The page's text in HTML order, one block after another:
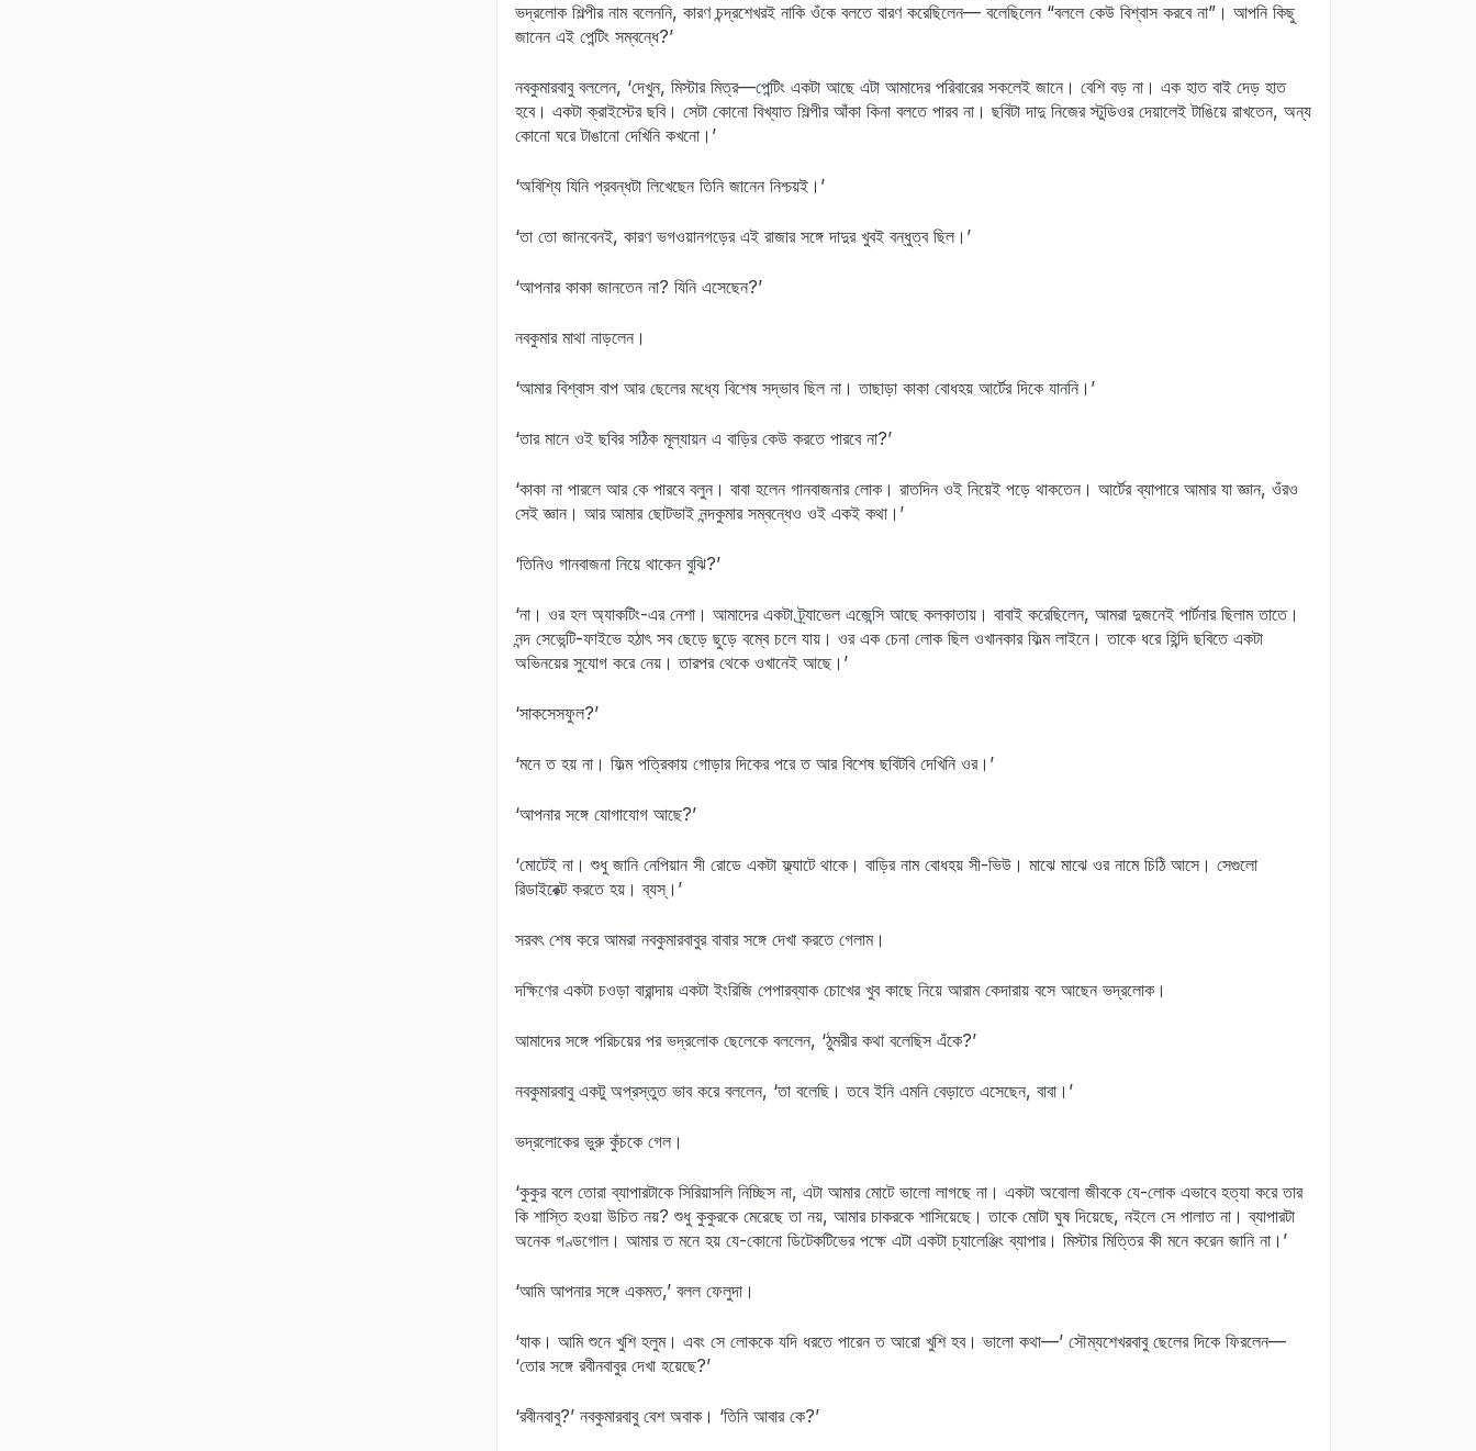
ভদ্রলোক শিল্পীর নাম বলেননি, কারণ চন্দ্রশেখরই নাকি ওঁকে বলতে বারণ করেছিলেন— বলেছিলেন “বললে কেউ বিশ্বাস করবে না”। আপনি কিছু
জানেন এই পেন্টিং সম্বন্ধে?’
নবকুমারবাবু বললেন, ‘দেখুন, মিস্টার মিত্র—পেন্টিং একটা আছে এটা আমাদের পরিবারের সকলেই জানে। বেশি বড় না। এক হাত বাই দেড় হাত
হবে। একটা ক্রাইস্টের ছবি। সেটা কোনো বিখ্যাত শিল্পীর আঁকা কিনা বলতে পারব না। ছবিটা দাদু নিজের স্টুডিওর দেয়ালেই টাঙিয়ে রাখতেন, অন্য
কোনো ঘরে টাঙানো দেখিনি কখনো।’
‘অবিশ্যি যিনি প্রবন্ধটা লিখেছেন তিনি জানেন নিশ্চয়ই।’
‘তা তো জানবেনই, কারণ ভগওয়ানগড়ের এই রাজার সঙ্গে দাদুর খুবই বন্ধুত্ব ছিল।’
‘আপনার কাকা জানতেন না? যিনি এসেছেন?’
নবকুমার মাথা নাড়লেন।
‘আমার বিশ্বাস বাপ আর ছেলের মধ্যে বিশেষ সদ্ভাব ছিল না। তাছাড়া কাকা বোধহয় আর্টের দিকে যাননি।’
‘তার মানে ওই ছবির সঠিক মূল্যায়ন এ বাড়ির কেউ করতে পারবে না?’
‘কাকা না পারলে আর কে পারবে বলুন। বাবা হলেন গানবাজনার লোক। রাতদিন ওই নিয়েই পড়ে থাকতেন। আর্টের ব্যাপারে আমার যা জ্ঞান, ওঁরও
সেই জ্ঞান। আর আমার ছোটভাই নন্দকুমার সম্বন্ধেও ওই একই কথা।’
‘তিনিও গানবাজনা নিয়ে থাকেন বুঝি?’
‘না। ওর হল অ্যাকটিং-এর নেশা। আমাদের একটা ট্র্যাভেল এজেন্সি আছে কলকাতায়। বাবাই করেছিলেন, আমরা দুজনেই পার্টনার ছিলাম তাতে।
নন্দ সেভেন্টি-ফাইভে হঠাৎ সব ছেড়ে ছুড়ে বম্বে চলে যায়। ওর এক চেনা লোক ছিল ওখানকার ফিল্ম লাইনে। তাকে ধরে হিন্দি ছবিতে একটা
অভিনয়ের সুযোগ করে নেয়। তারপর থেকে ওখানেই আছে।’
‘সাকসেসফুল?’
‘মনে ত হয় না। ফিল্ম পত্রিকায় গোড়ার দিকের পরে ত আর বিশেষ ছবিটবি দেখিনি ওর।’
‘আপনার সঙ্গে যোগাযোগ আছে?’
‘মোটেই না। শুধু জানি নেপিয়ান সী রোডে একটা ফ্ল্যাটে থাকে। বাড়ির নাম বোধহয় সী-ভিউ। মাঝে মাঝে ওর নামে চিঠি আসে। সেগুলো
রিডাইরেক্ট করতে হয়। ব্যস্‌।’
সরবৎ শেষ করে আমরা নবকুমারবাবুর বাবার সঙ্গে দেখা করতে গেলাম।
দক্ষিণের একটা চওড়া বারান্দায় একটা ইংরিজি পেপারব্যাক চোখের খুব কাছে নিয়ে আরাম কেদারায় বসে আছেন ভদ্রলোক।
আমাদের সঙ্গে পরিচয়ের পর ভদ্রলোক ছেলেকে বললেন, ‘ঠুমরীর কথা বলেছিস এঁকে?’
নবকুমারবাবু একটু অপ্রস্তুত ভাব করে বললেন, ‘তা বলেছি। তবে ইনি এমনি বেড়াতে এসেছেন, বাবা।’
ভদ্রলোকের ভুরু কুঁচকে গেল।
‘কুকুর বলে তোরা ব্যাপারটাকে সিরিয়াসলি নিচ্ছিস না, এটা আমার মোটে ভালো লাগছে না। একটা অবোলা জীবকে যে-লোক এভাবে হত্যা করে তার
কি শাস্তি হওয়া উচিত নয়? শুধু কুকুরকে মেরেছে তা নয়, আমার চাকরকে শাসিয়েছে। তাকে মোটা ঘুষ দিয়েছে, নইলে সে পালাত না। ব্যাপারটা
অনেক গণ্ডগোল। আমার ত মনে হয় যে-কোনো ডিটেকটিভের পক্ষে এটা একটা চ্যালেঞ্জিং ব্যাপার। মিস্টার মিত্তির কী মনে করেন জানি না।’
‘আমি আপনার সঙ্গে একমত,’ বলল ফেলুদা।
‘যাক। আমি শুনে খুশি হলুম। এবং সে লোককে যদি ধরতে পারেন ত আরো খুশি হব। ভালো কথা—’ সৌম্যশেখরবাবু ছেলের দিকে ফিরলেন—
‘তোর সঙ্গে রবীনবাবুর দেখা হয়েছে?’
‘রবীনবাবু?’ নবকুমারবাবু বেশ অবাক। ‘তিনি আবার কে?’